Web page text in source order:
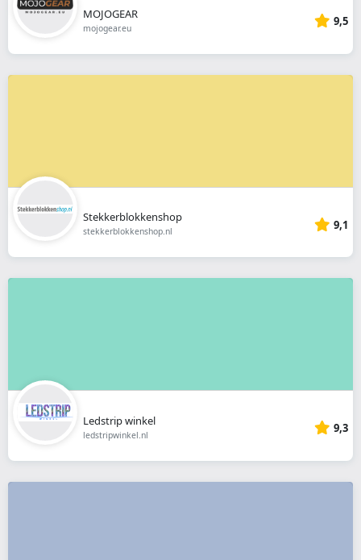
MOJOGEAR
mojogear.eu 9,5
Stekkerblokkenshop
stekkerblokkenshop.nl 9,1
Ledstrip winkel
ledstripwinkel.nl 9,3